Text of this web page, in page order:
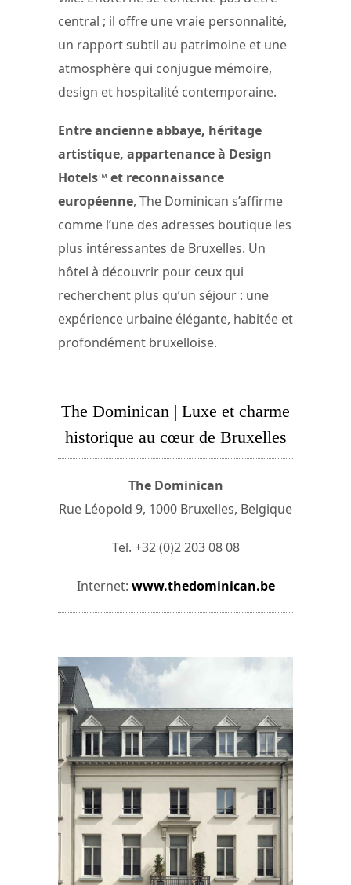
central ; il offre une vraie personnalité,
un rapport subtil au patrimoine et une
atmosphère qui conjugue mémoire,
design et hospitalité contemporaine.
Entre ancienne abbaye, héritage
artistique, appartenance à Design
Hotels™ et reconnaissance
européenne, The Dominican s’affirme
comme l’une des adresses boutique les
plus intéressantes de Bruxelles. Un
hôtel à découvrir pour ceux qui
recherchent plus qu’un séjour : une
expérience urbaine élégante, habitée et
profondément bruxelloise.
The Dominican | Luxe et charme
historique au cœur de Bruxelles
The Dominican
Rue Léopold 9, 1000 Bruxelles, Belgique
Tel. +32 (0)2 203 08 08
Internet: www.thedominican.be